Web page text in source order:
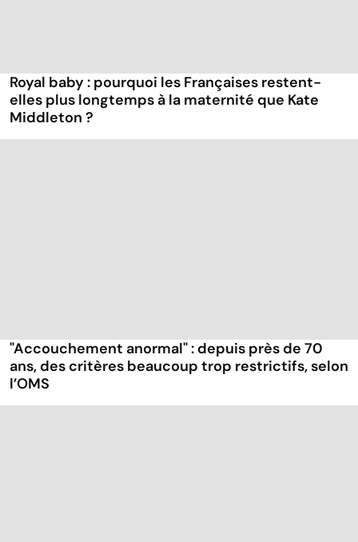
Royal baby : pourquoi les Françaises restent-
elles plus longtemps à la maternité que Kate
Middleton ?
"Accouchement anormal" : depuis près de 70
ans, des critères beaucoup trop restrictifs, selon
l’OMS